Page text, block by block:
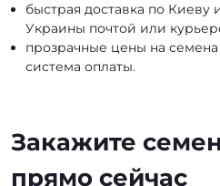
быстрая доставка по Киеву
Украины почтой или
прозрачные цены на
система оплаты.
Закажите
прямо сейчас